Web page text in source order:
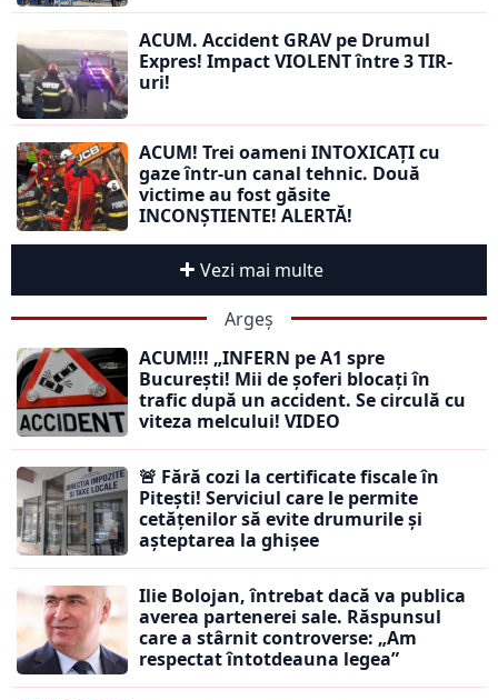
ACUM. Accident GRAV pe Drumul
Expres! Impact VIOLENT între 3 TIR-
uri!
ACUM! Trei oameni INTOXICAȚI cu
gaze într-un canal tehnic. Două
victime au fost găsite
INCONȘTIENTE! ALERTĂ!
Vezi mai multe
Argeș
ACUM!!! „INFERN pe A1 spre
București! Mii de șoferi blocați în
trafic după un accident. Se circulă cu
viteza melcului! VIDEO
🚨 Fără cozi la certificate fiscale în
Pitești! Serviciul care le permite
cetățenilor să evite drumurile și
așteptarea la ghișee
Ilie Bolojan, întrebat dacă va publica
averea partenerei sale. Răspunsul
care a stârnit controverse: „Am
respectat întotdeauna legea”